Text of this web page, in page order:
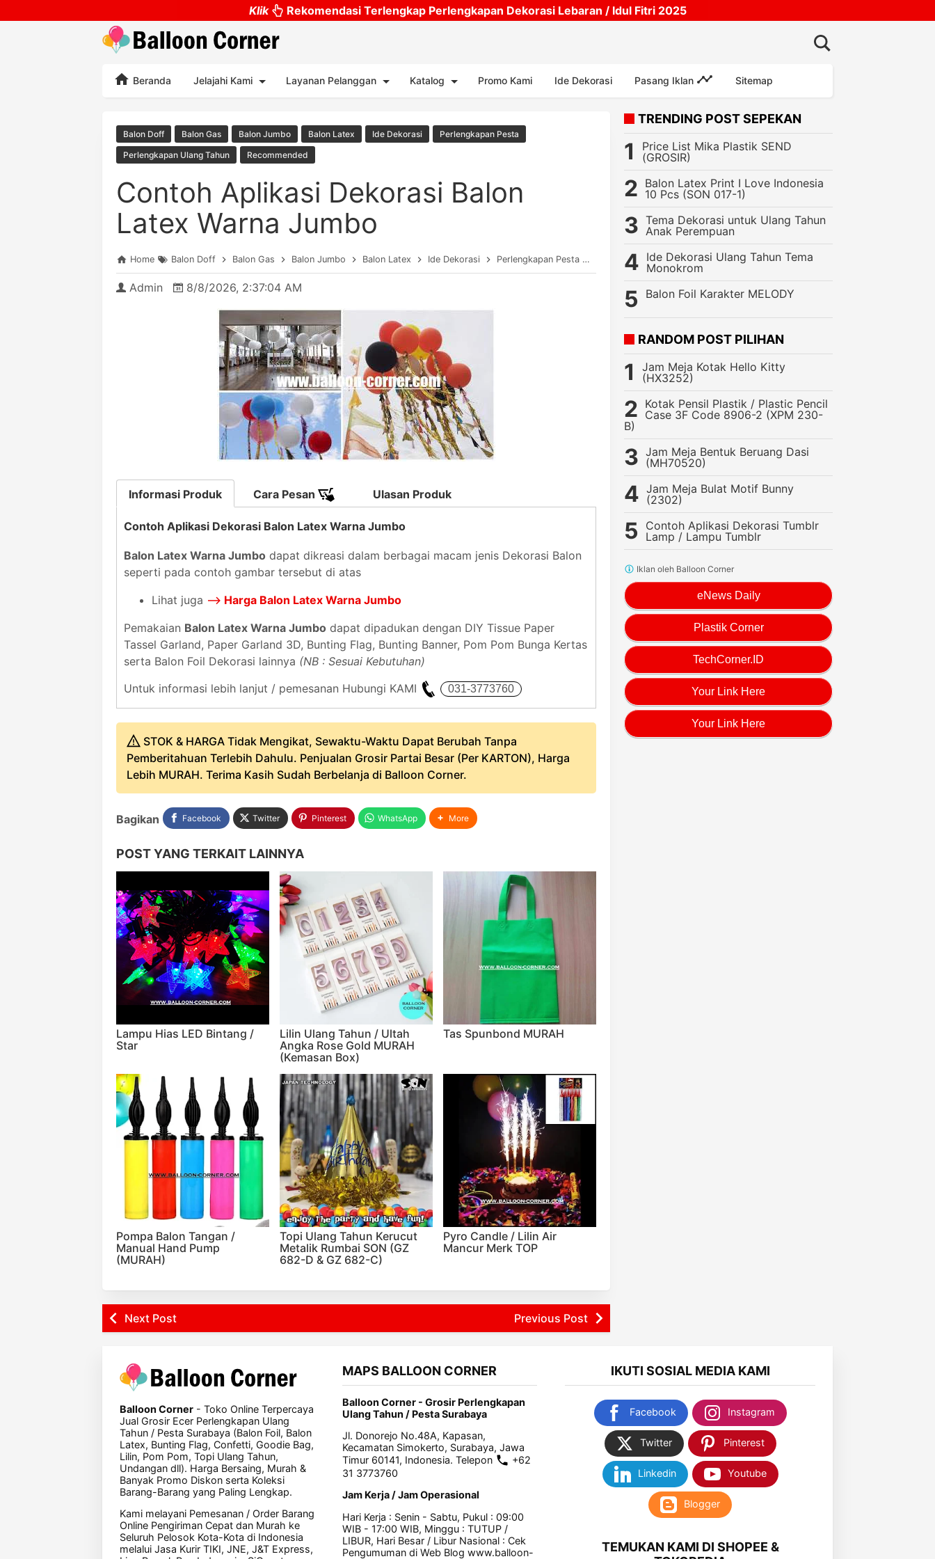
Skip to main content
Klik Rekomendasi Terlengkap Perlengkapan Dekorasi Lebaran / Idul Fitri 2025
Beranda Jelajahi Kami Layanan Pelanggan Katalog Promo Kami Ide Dekorasi Pasang Iklan Sitemap
Balon Doff Balon Gas Balon Jumbo Balon Latex Ide Dekorasi
Perlengkapan Pesta
Perlengkapan Ulang Tahun
Recommended
Contoh Aplikasi Dekorasi Balon
Latex Warna Jumbo
Home Balon Doff Balon Gas Balon Jumbo Balon Latex Ide Dekorasi Perlengkapan Pesta Perlengkapan Ulang Tahun Recommended Contoh Aplikasi Dekorasi
Admin 8/8/2026, 2:37:04 AM
Informasi Produk
Contoh Aplikasi Dekorasi Balon Latex Warna Jumbo
Balon Latex Warna Jumbo dapat dikreasi dalam berbagai macam jenis Dekorasi Balon
seperti pada contoh gambar tersebut di atas
Lihat juga --> Harga Balon Latex Warna Jumbo
Pemakaian Balon Latex Warna Jumbo dapat dipadukan dengan DIY Tissue Paper
Tassel Garland, Paper Garland 3D, Bunting Flag, Bunting Banner, Pom Pom Bunga Kertas
serta Balon Foil Dekorasi lainnya (NB : Sesuai Kebutuhan)
Untuk informasi lebih lanjut / pemesanan Hubungi KAMI
Cara Pesan Ulasan Produk
STOK & HARGA Tidak Mengikat, Sewaktu-Waktu Dapat Berubah Tanpa
Pemberitahuan Terlebih Dahulu. Penjualan Grosir Partai Besar (Per KARTON), Harga
Lebih MURAH. Terima Kasih Sudah Berbelanja di Balloon Corner.
Bagikan Facebook Twitter Pinterest WhatsApp More
POST YANG TERKAIT LAINNYA
Lampu Hias LED Bintang /
Star
Lilin Ulang Tahun / Ultah
Angka Rose Gold MURAH
(Kemasan Box)
Tas Spunbond MURAH
Pompa Balon Tangan /
Manual Hand Pump
(MURAH)
Topi Ulang Tahun Kerucut
Metalik Rumbai SON (GZ
682-D & GZ 682-C)
Pyro Candle / Lilin Air
Mancur Merk TOP
Next Post Previous Post
TRENDING POST SEPEKAN
Price List Mika Plastik SEND
(GROSIR)
Balon Latex Print I Love Indonesia
10 Pcs (SON 017-1)
Tema Dekorasi untuk Ulang Tahun
Anak Perempuan
Ide Dekorasi Ulang Tahun Tema
Monokrom
Balon Foil Karakter MELODY
RANDOM POST PILIHAN
Jam Meja Kotak Hello Kitty
(HX3252)
Kotak Pensil Plastik / Plastic Pencil
Case 3F Code 8906-2 (XPM 230-
B)
Jam Meja Bentuk Beruang Dasi
(MH70520)
Jam Meja Bulat Motif Bunny
(2302)
Contoh Aplikasi Dekorasi Tumblr
Lamp / Lampu Tumblr
eNews Daily
Plastik Corner
TechCorner.ID
Your Link Here
Your Link Here
Iklan oleh Balloon Corner
Balloon Corner - Toko Online Terpercaya
Jual Grosir Ecer Perlengkapan Ulang
Tahun / Pesta Surabaya (Balon Foil, Balon
Latex, Bunting Flag, Confetti, Goodie Bag,
Lilin, Pom Pom, Topi Ulang Tahun,
Undangan dll). Harga Bersaing, Murah &
Banyak Promo Diskon serta Koleksi
Barang-Barang yang Paling Lengkap.
Kami melayani Pemesanan / Order Barang
Online Pengiriman Cepat dan Murah ke
Seluruh Pelosok Kota-Kota di Indonesia
melalui Jasa Kurir TIKI, JNE, J&T Express,
MAPS BALLOON CORNER
Balloon Corner - Grosir Perlengkapan
Ulang Tahun / Pesta Surabaya
Jl. Donorejo No.48A, Kapasan,
Kecamatan Simokerto, Surabaya, Jawa
Timur 60141, Indonesia. Telepon
+62
31 3773760
Jam Kerja / Jam Operasional
Hari Kerja : Senin - Sabtu, Pukul : 09:00
WIB - 17:00 WIB, Minggu : TUTUP /
LIBUR, Hari Besar / Libur Nasional : Cek
Pengumuman di Web Blog www.balloon-
IKUTI SOSIAL MEDIA KAMI
Facebook Instagram
Twitter Pinterest
Linkedin Youtube
Blogger
TEMUKAN KAMI DI SHOPEE &